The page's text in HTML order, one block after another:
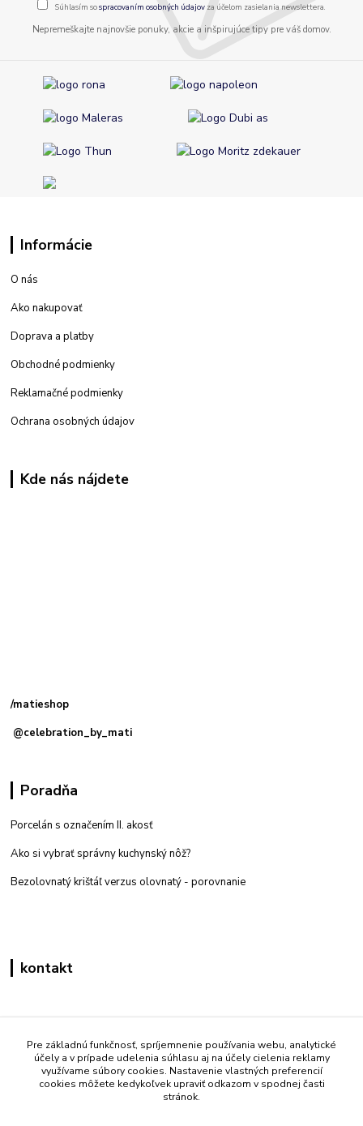
Súhlasím sospracovaním osobných údajov za účelom zasielania newslettera.
Nepremeškajte najnovšie ponuky, akcie a inšpirujúce tipy pre váš domov.
Informácie
O nás
Ako nakupovať
Doprava a platby
Obchodné podmienky
Reklamačné podmienky
Ochrana osobných údajov
Kde nás nájdete
/matieshop
@celebration_by_mati
Poradňa
Porcelán s označením II. akosť
Ako si vybrať správny kuchynský nôž?
Bezolovnatý krištáľ verzus olovnatý - porovnanie
kontakt
+421 908 861 051
(Po - Pia 7:30-15:30)
info@mati.sk
Pre základnú funkčnosť, spríjemnenie používania webu, analytické
účely a v prípade udelenia súhlasu aj na účely cielenia reklamy
využívame súbory cookies. Nastavenie vlastných preferencií
cookies môžete kedykoľvek upraviť odkazom v spodnej časti
stránok.